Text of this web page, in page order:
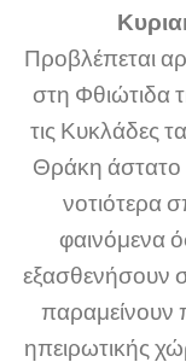
Προβλέπεται
στη Φθιώτιδα
τις Κυκλάδες
Θράκη άστατο
νοτιότερα
φαινόμενα
εξασθενήσουν
παραμείνουν
ηπειρωτικής